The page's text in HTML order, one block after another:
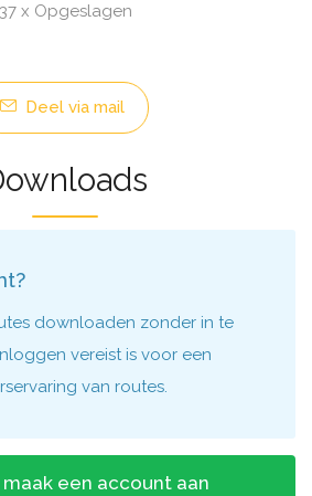
37 x Opgeslagen
Deel via mail
downloaden zonder in te
vereist is voor een
van routes.
een account aan